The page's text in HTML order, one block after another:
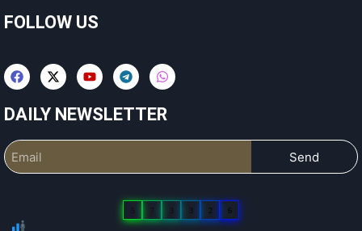
FOLLOW US
DAILY NEWSLETTER
Send
5 7 3 3 2 6